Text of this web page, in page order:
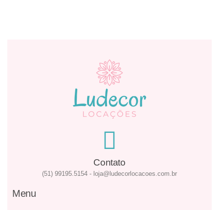
Contato
(51) 99195.5154 - loja@ludecorlocacoes.com.br
Menu